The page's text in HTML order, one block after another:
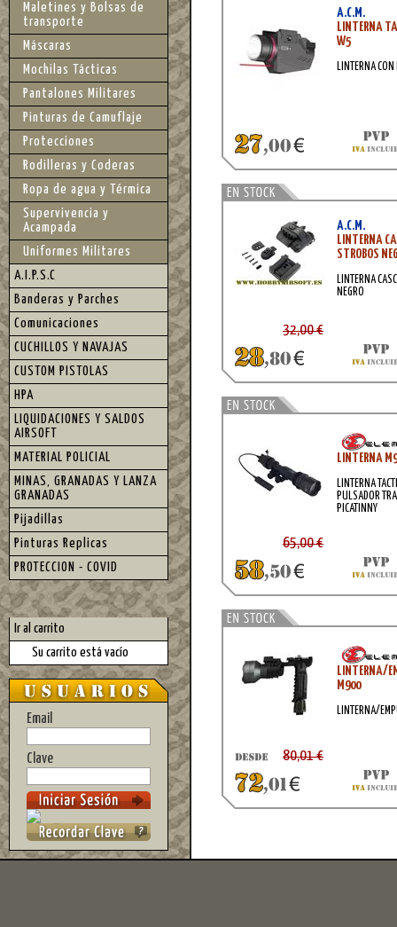
A.C.M.
LINTERNA
W5
LINTERNA
A.C.M.
LINTERNA
STROBOS
LINTERNA
NEGRO
32,00 €
LINTERNA
LINTERNA
PULSADOR
PICATINNY
65,00 €
LINTERNA/
M900
LINTERNA/
80,01 €
Maletines y Bolsas de
transporte
Máscaras
Mochilas Tácticas
Pantalones Militares
Pinturas de Camuflaje
Protecciones
Rodilleras y Coderas
Ropa de agua y Térmica
Supervivencia y
Acampada
Uniformes Militares
A.I.P.S.C
Banderas y Parches
Comunicaciones
CUCHILLOS Y NAVAJAS
CUSTOM PISTOLAS
HPA
LIQUIDACIONES Y SALDOS
AIRSOFT
MATERIAL POLICIAL
MINAS, GRANADAS Y LANZA
GRANADAS
Pijadillas
Pinturas Replicas
PROTECCION - COVID
Ir al carrito
Su carrito está vacío
Email
Clave